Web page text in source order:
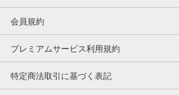
会員規約
プレミアムサービス利用規約
特定商法取引に基づく表記